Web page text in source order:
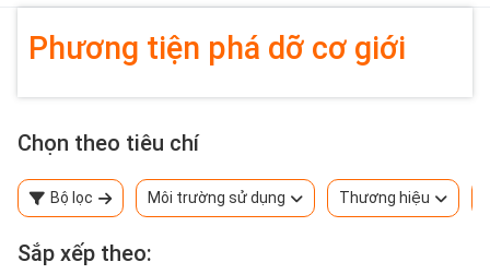
Phương tiện phá dỡ cơ giới
Chọn theo tiêu chí
Bộ lọc Môi trường sử dụng Thương hiệu
Sắp xếp theo: